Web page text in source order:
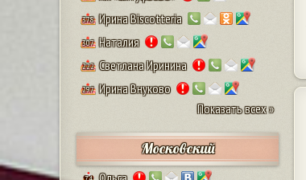
378 Ирина Biscotteria
307 Наталия
222 Светлана Иринина
297 Ирина Внуково
Показать всех »
Московский